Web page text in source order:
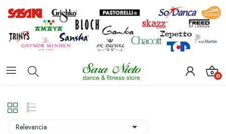
0
Relevancia 